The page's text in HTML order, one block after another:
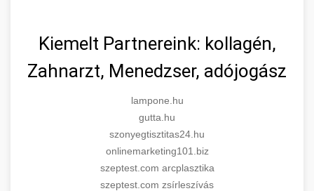
Kiemelt Partnereink: kollagén,
Zahnarzt, Menedzser, adójogász
lampone.hu
gutta.hu
szonyegtisztitas24.hu
onlinemarketing101.biz
szeptest.com arcplasztika
szeptest.com zsírleszívás